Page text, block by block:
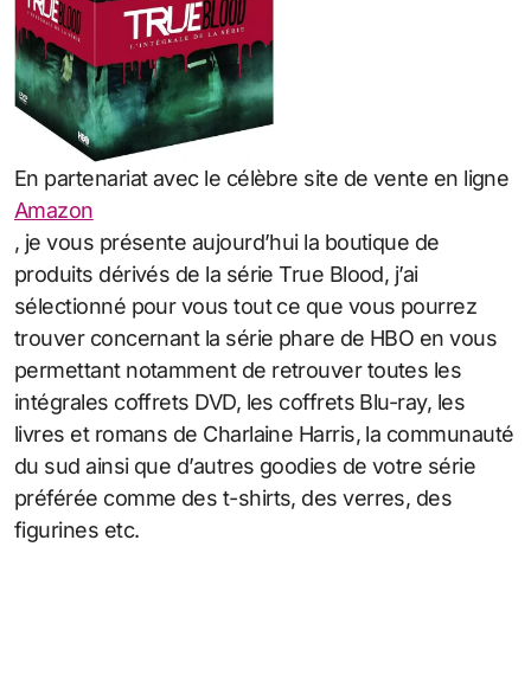
En partenariat avec le célèbre site de vente en ligne
Amazon
, je vous présente aujourd’hui la boutique de
produits dérivés de la série True Blood, j’ai
sélectionné pour vous tout ce que vous pourrez
trouver concernant la série phare de HBO en vous
permettant notamment de retrouver toutes les
intégrales coffrets DVD, les coffrets Blu-ray, les
livres et romans de Charlaine Harris, la communauté
du sud ainsi que d’autres goodies de votre série
préférée comme des t-shirts, des verres, des
figurines etc.